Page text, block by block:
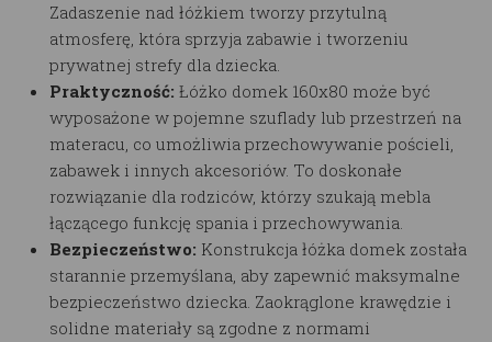
Zadaszenie nad łóżkiem tworzy przytulną
atmosferę, która sprzyja zabawie i tworzeniu
prywatnej strefy dla dziecka.
Praktyczność: Łóżko domek 160x80 może być
wyposażone w pojemne szuflady lub przestrzeń na
materacu, co umożliwia przechowywanie pościeli,
zabawek i innych akcesoriów. To doskonałe
rozwiązanie dla rodziców, którzy szukają mebla
łączącego funkcję spania i przechowywania.
Bezpieczeństwo: Konstrukcja łóżka domek została
starannie przemyślana, aby zapewnić maksymalne
bezpieczeństwo dziecka. Zaokrąglone krawędzie i
solidne materiały są zgodne z normami